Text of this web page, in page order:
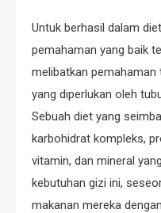
Untuk berhasil dalam
pemahaman yang baik
melibatkan
yang diperlukan oleh
Sebuah diet yang
karbohidrat kompleks,
vitamin, dan mineral
kebutuhan gizi ini,
makanan mereka